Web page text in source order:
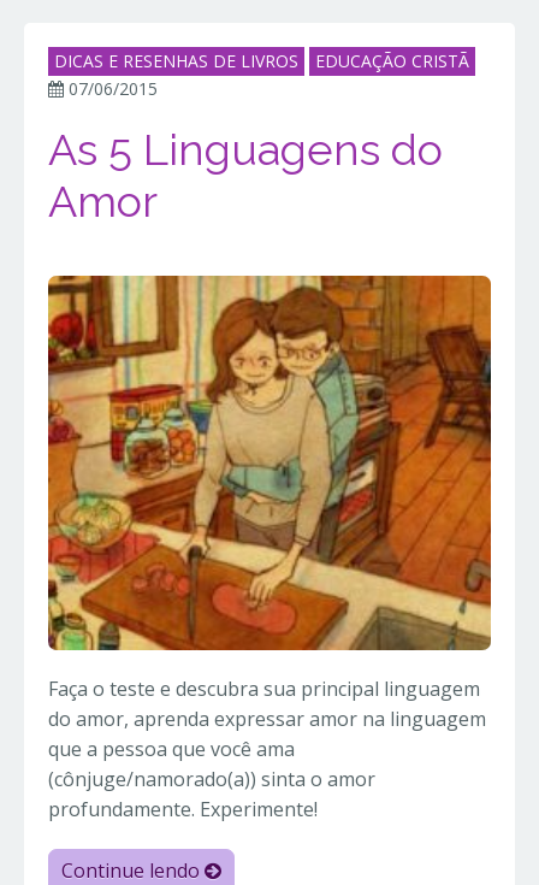
DICAS E RESENHAS DE LIVROS
EDUCAÇÃO CRISTÃ
07/06/2015
As 5 Linguagens do
Amor
Faça o teste e descubra sua principal linguagem
do amor, aprenda expressar amor na linguagem
que a pessoa que você ama
(cônjuge/namorado(a)) sinta o amor
profundamente. Experimente!
Continue lendo